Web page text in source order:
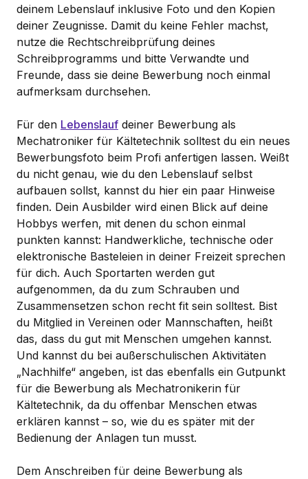
deinem Lebenslauf inklusive Foto und den Kopien
deiner Zeugnisse. Damit du keine Fehler machst,
nutze die Rechtschreibprüfung deines
Schreibprogramms und bitte Verwandte und
Freunde, dass sie deine Bewerbung noch einmal
aufmerksam durchsehen.
Für den Lebenslauf deiner Bewerbung als
Mechatroniker für Kältetechnik solltest du ein neues
Bewerbungsfoto beim Profi anfertigen lassen. Weißt
du nicht genau, wie du den Lebenslauf selbst
aufbauen sollst, kannst du hier ein paar Hinweise
finden. Dein Ausbilder wird einen Blick auf deine
Hobbys werfen, mit denen du schon einmal
punkten kannst: Handwerkliche, technische oder
elektronische Basteleien in deiner Freizeit sprechen
für dich. Auch Sportarten werden gut
aufgenommen, da du zum Schrauben und
Zusammensetzen schon recht fit sein solltest. Bist
du Mitglied in Vereinen oder Mannschaften, heißt
das, dass du gut mit Menschen umgehen kannst.
Und kannst du bei außerschulischen Aktivitäten
„Nachhilfe“ angeben, ist das ebenfalls ein Gutpunkt
für die Bewerbung als Mechatronikerin für
Kältetechnik, da du offenbar Menschen etwas
erklären kannst – so, wie du es später mit der
Bedienung der Anlagen tun musst.
Dem Anschreiben für deine Bewerbung als